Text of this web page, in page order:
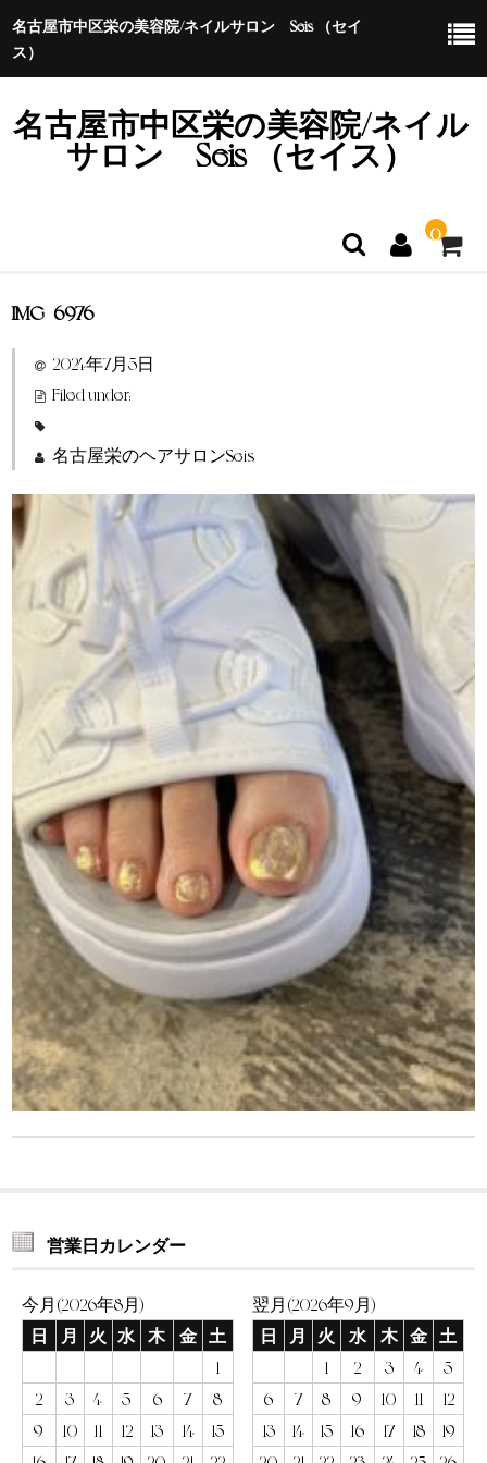
名古屋市中区栄の美容院/ネイルサロン Seis （セイ
ス）
名古屋市中区栄の美容院/ネイル
サロン Seis （セイス）
0
ホーム
特定商取引法に基づく表示
IMG_6976
2024年7月5日
Filed under:
名古屋栄のヘアサロンSeis
営業日カレンダー
今月(2026年8月)
日
月 火 水 木 金
土
1
2
3 4 5 6 7
8
9
10 11 12 13 14
15
翌月(2026年9月)
日
月 火 水 木 金
土
1
2 3 4
5
6
7 8 9 10 11
12
13
14 15 16 17 18
19